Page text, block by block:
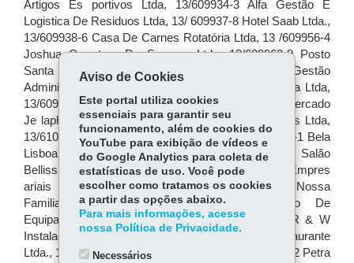
Aviso de Cookies
Este portal utiliza cookies
essenciais para garantir seu
funcionamento, além de cookies do
YouTube para exibição de vídeos e
do Google Analytics para coleta de
estatísticas de uso. Você pode
escolher como tratamos os cookies
a partir das opções abaixo.
Para mais informações, acesse
nossa Política de Privacidade.
Necessários